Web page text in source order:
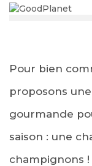
Pour bien
proposons
gourmande
saison : une
champignons !